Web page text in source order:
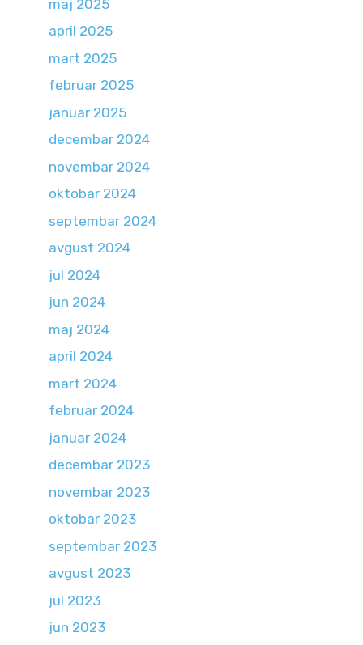
maj 2025
april 2025
mart 2025
februar 2025
januar 2025
decembar 2024
novembar 2024
oktobar 2024
septembar 2024
avgust 2024
jul 2024
jun 2024
maj 2024
april 2024
mart 2024
februar 2024
januar 2024
decembar 2023
novembar 2023
oktobar 2023
septembar 2023
avgust 2023
jul 2023
jun 2023